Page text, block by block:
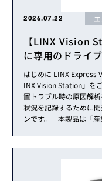
2026.07.22
【LINX Vision
に専用のドライ
はじめに LINX Express Vol.582にて、産業用ドライブレコーダー「L
INX Vision Station」を
置トラブル時の原因解
状況を記録するために
ンです。 本製品は「産